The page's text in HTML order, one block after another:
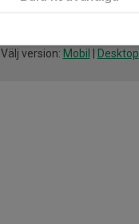
Välj version: Mobil Desktop